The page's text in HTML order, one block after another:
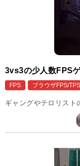
3vs3の少人数FPS
FPS ブラウザFPS/TPS
ギャングやテロリスト